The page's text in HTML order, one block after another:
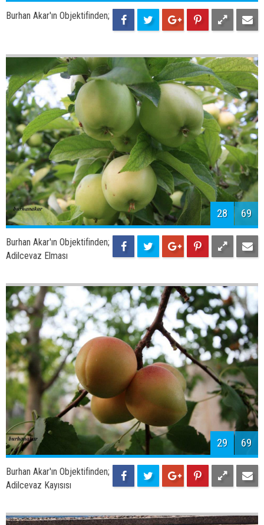
Burhan Akar'ın Objektifinden;
28 69
Burhan Akar'ın Objektifinden;
Adilcevaz Elması
29 69
Burhan Akar'ın Objektifinden;
Adilcevaz Kayısısı